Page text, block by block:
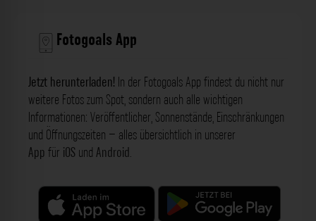
Fotogoals App
Jetzt herunterladen! In der Fotogoals App findest du nicht nur
weitere Fotos zum Spot, sondern auch alle wichtigen
Informationen: Veröffentlicher, Sonnenstände, Einschränkungen
und Öffnungszeiten – alles übersichtlich in unserer
App für iOS und Android.